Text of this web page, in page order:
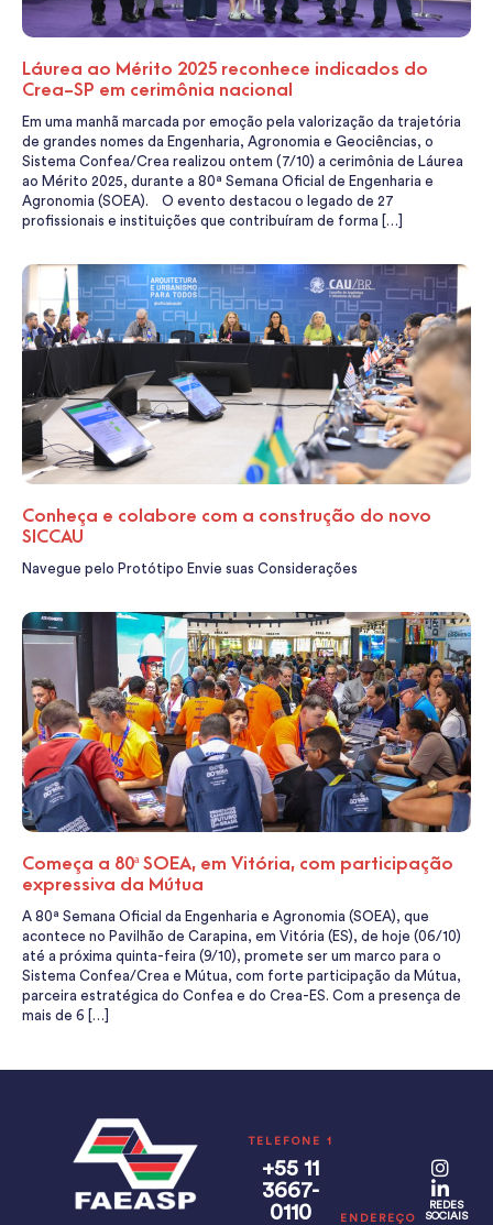
Láurea ao Mérito 2025 reconhece indicados do
Crea-SP em cerimônia nacional
Em uma manhã marcada por emoção pela valorização da trajetória
de grandes nomes da Engenharia, Agronomia e Geociências, o
Sistema Confea/Crea realizou ontem (7/10) a cerimônia de Láurea
ao Mérito 2025, durante a 80ª Semana Oficial de Engenharia e
Agronomia (SOEA). O evento destacou o legado de 27
profissionais e instituições que contribuíram de forma […]
Conheça e colabore com a construção do novo
SICCAU
Navegue pelo Protótipo Envie suas Considerações
Começa a 80ª SOEA, em Vitória, com participação
expressiva da Mútua
A 80ª Semana Oficial da Engenharia e Agronomia (SOEA), que
acontece no Pavilhão de Carapina, em Vitória (ES), de hoje (06/10)
até a próxima quinta-feira (9/10), promete ser um marco para o
Sistema Confea/Crea e Mútua, com forte participação da Mútua,
parceira estratégica do Confea e do Crea-ES. Com a presença de
mais de 6 […]
TELEFONE 1
+55 11
3667-
0110
ENDEREÇO
REDES
SOCIAIS